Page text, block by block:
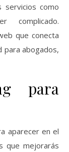
servicios como
complicado.
que conecta
para abogados,
para
aparecer en el
que mejorarás